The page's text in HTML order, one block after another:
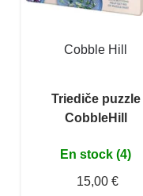
Cobble Hill
Triediče puzzle
CobbleHill
En stock (4)
15,00 €